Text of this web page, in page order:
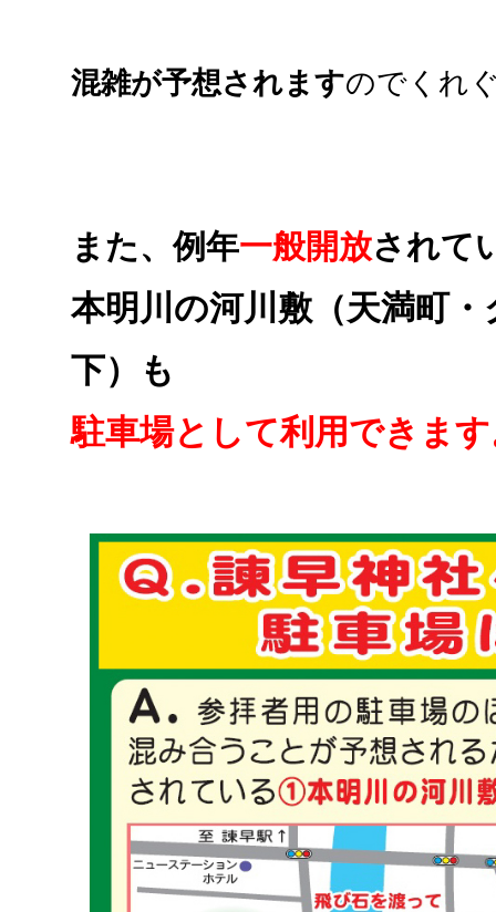
混雑が予想されますのでくれ
また、例年一般開放されて
本明川の河川敷（天満町
下）も
駐車場として利用できま